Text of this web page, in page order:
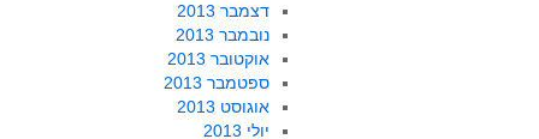
דצמבר 2013
נובמבר 2013
אוקטובר 2013
ספטמבר 2013
אוגוסט 2013
יולי 2013